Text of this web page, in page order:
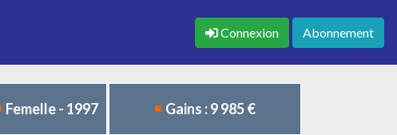
Connexion Abonnement
Femelle - 1997 Gains : 9 985 €